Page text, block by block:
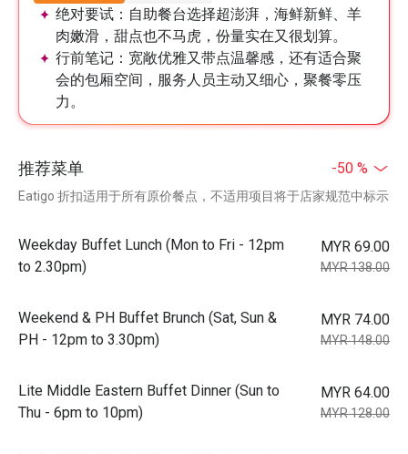
绝对要试： 自助餐台选择超澎湃，海鲜新鲜、羊
肉嫩滑，甜点也不马虎，份量实在又很划算。
行前笔记： 宽敞优雅又带点温馨感，还有适合聚
会的包厢空间，服务人员主动又细心，聚餐零压
力。
推荐菜单 -50 %
Eatigo 折扣适用于所有原价餐点，不适用项目将于店家规范中标示
Weekday Buffet Lunch (Mon to Fri - 12pm
to 2.30pm)
MYR 69.00
MYR 138.00
Weekend & PH Buffet Brunch (Sat, Sun &
PH - 12pm to 3.30pm)
MYR 74.00
MYR 148.00
Lite Middle Eastern Buffet Dinner (Sun to
Thu - 6pm to 10pm)
MYR 64.00
MYR 128.00